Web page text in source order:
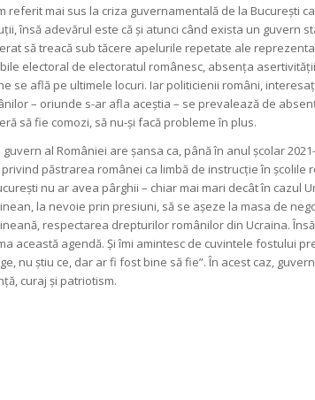
referit mai sus la criza guvernamentală de la București
însă adevărul este că și atunci când exista un guvern
să treacă sub tăcere apelurile repetate ale
electoral de electoratul românesc, absența
se află pe ultimele locuri. Iar politicienii români,
– oriunde s-ar afla aceștia – se prevalează de
să fie comozi, să nu-și facă probleme în plus.
guvern al României are șansa ca, până în anul școlar
privind păstrarea românei ca limbă de instrucție în școlile
nu ar avea pârghii – chiar mai mari decât în cazul
la nevoie prin presiuni, să se așeze la masa de
respectarea drepturilor românilor din Ucraina.
această agendă. Și îmi amintesc de cuvintele fostului
nu știu ce, dar ar fi fost bine să fie”. În acest caz,
curaj și patriotism.